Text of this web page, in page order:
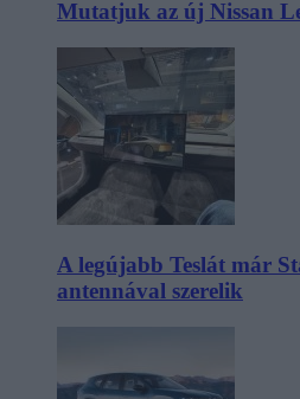
Mutatjuk az új Nissan
A legújabb Teslát már
antennával szerelik